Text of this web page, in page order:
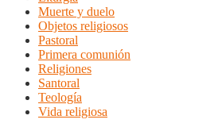
Muerte y duelo
Objetos religiosos
Pastoral
Primera comunión
Religiones
Santoral
Teología
Vida religiosa